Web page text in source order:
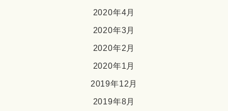
2020年4月
2020年3月
2020年2月
2020年1月
2019年12月
2019年8月